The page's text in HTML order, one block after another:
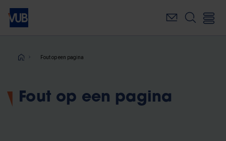
Overslaan
naar
inhoudKruimelpad
Fout op een pagina
Fout op een pagina